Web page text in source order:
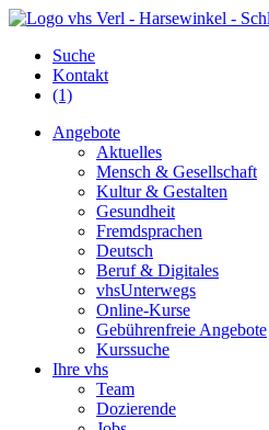
Suche
Kontakt
(1)
Angebote
Aktuelles
Mensch & Gesellschaft
Kultur & Gestalten
Gesundheit
Fremdsprachen
Deutsch
Beruf & Digitales
vhsUnterwegs
Online-Kurse
Gebührenfreie Angebote
Kurssuche
Ihre vhs
Team
Dozierende